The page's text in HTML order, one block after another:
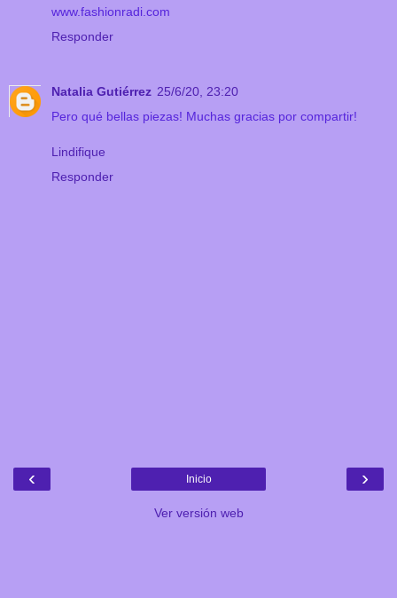
www.fashionradi.com
Responder
Natalia Gutiérrez 25/6/20, 23:20
Pero qué bellas piezas! Muchas gracias por compartir!
Lindifique
Responder
‹ ›
Inicio
Ver versión web